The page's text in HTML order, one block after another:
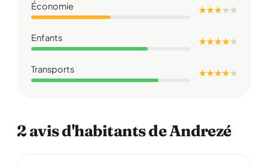
Économie ★ ★ ★★★
Enfants ★ ★ ★ ★★
Transports ★ ★ ★ ★★
2 avis d'habitants de Andrezé